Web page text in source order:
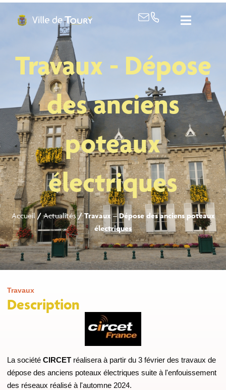
Travaux - Dépose
des anciens
poteaux
électriques
Accueil/Actualités/Travaux – Dépose des anciens poteaux
électriques
Travaux
Description
La société CIRCET réalisera à partir du 3 février des travaux de
dépose des anciens poteaux électriques suite à l'enfouissement
des réseaux réalisé à l'automne 2024.